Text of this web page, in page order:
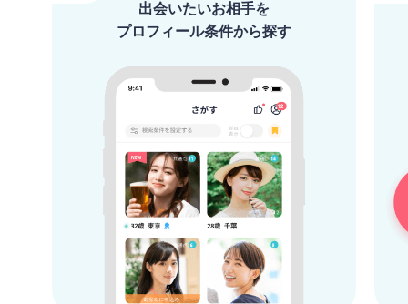
出会いたいお相手を
プロフィール条件から探す